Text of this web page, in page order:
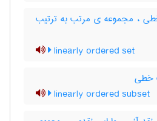
، مجموعه ی مرتب به ترتیب
linearly ordered set
خطی
linearly ordered subset